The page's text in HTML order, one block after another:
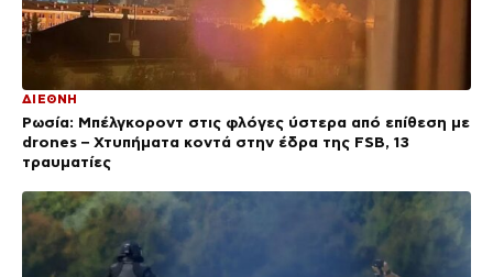
ΔΙΕΘΝΗ
Ρωσία: Μπέλγκοροντ στις φλόγες ύστερα από επίθεση με
drones – Χτυπήματα κοντά στην έδρα της FSB, 13
τραυματίες